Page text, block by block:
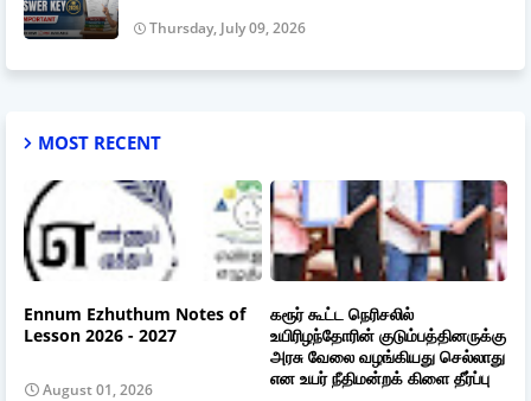
Thursday, July 09, 2026
MOST RECENT
Ennum Ezhuthum Notes of
Lesson 2026 - 2027
August 01, 2026
கரூர் கூட்ட நெரிசலில்
உயிரிழந்தோரின் குடும்பத்தினருக்கு
அரசு வேலை வழங்கியது செல்லாது
என உயர் நீதிமன்றக் கிளை தீர்ப்பு